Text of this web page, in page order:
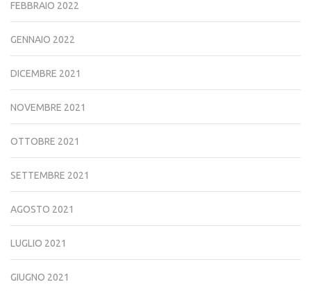
FEBBRAIO 2022
GENNAIO 2022
DICEMBRE 2021
NOVEMBRE 2021
OTTOBRE 2021
SETTEMBRE 2021
AGOSTO 2021
LUGLIO 2021
GIUGNO 2021